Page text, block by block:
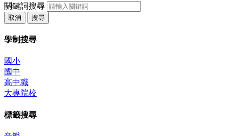
關鍵詞搜尋
取消 搜尋
學制搜尋
國小
國中
高中職
大專院校
標籤搜尋